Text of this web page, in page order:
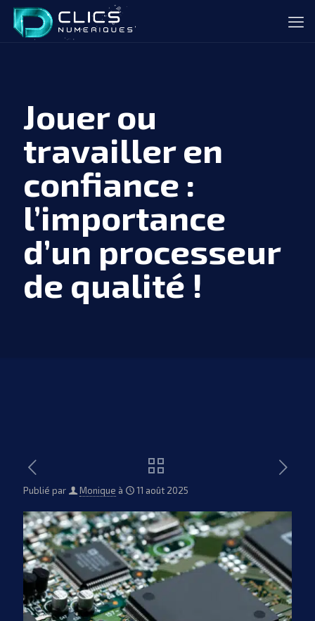
Jouer ou
travailler en
confiance :
l’importance
d’un processeur
de qualité !
Publié par Monique à 11 août 2025